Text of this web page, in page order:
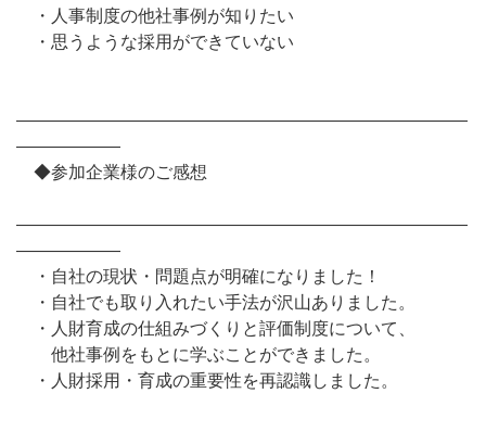
・人事制度の他社事例が知りたい
・思うような採用ができていない
――――――――――――――――――――――――――
――――――
◆参加企業様のご感想
――――――――――――――――――――――――――
――――――
・自社の現状・問題点が明確になりました！
・自社でも取り入れたい手法が沢山ありました。
・人財育成の仕組みづくりと評価制度について、
他社事例をもとに学ぶことができました。
・人財採用・育成の重要性を再認識しました。